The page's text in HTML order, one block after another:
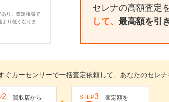
り、査定相場で
より低くなりま
セレナの高額査定
して、 最高額を引
ぐカーセンサーで一括査定依頼して、あなたのセレナ
2
買取店から
STEP3
査定額を